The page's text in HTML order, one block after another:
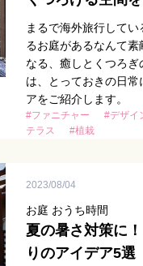
まるで海外旅行して
るお庭があるなんて素
なる、癒しとくつろ
は、とっておきの日
アをご紹介します。
#ファニチャー #デザイ
テラス
#植栽
2023/08/04
お庭 おうち時間
夏の暑さ対策に
りのアイデア5選